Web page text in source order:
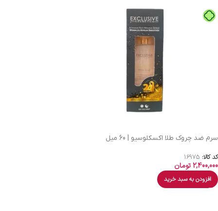
سرم ضد چروک طلا اکسکلوسیو | 60 میل
کد کالا: 16975
2,400,000تومان
افزودن به سبد خرید